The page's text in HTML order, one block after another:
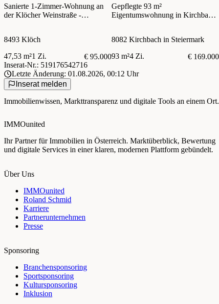
Sanierte 1-Zimmer-Wohnung an
der Klöcher Weinstraße -
8493 Klöch
47,53 m²1 Zi. € 95.000
Gepflegte 93 m²
Eigentumswohnung in Kirchbach
8082 Kirchbach in Steiermark
93 m²4 Zi.
€ 169.000
Inserat-Nr.: 519176542716
Letzte Änderung: 01.08.2026, 00:12 Uhr
Inserat melden
Immobilienwissen, Markttransparenz und digitale Tools an einem Ort.
IMMOunited
Ihr Partner für Immobilien in Österreich. Marktüberblick, Bewertung
und digitale Services in einer klaren, modernen Plattform gebündelt.
Über Uns
IMMOunited
Roland Schmid
Karriere
Partnerunternehmen
Presse
Sponsoring
Branchensponsoring
Sportsponsoring
Kultursponsoring
Inklusion